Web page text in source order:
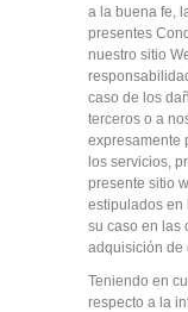
a la buena fe,
presentes
nuestro sitio
caso de los
terceros o a
expresamente
los servicios,
presente sitio
estipulados en
su caso en las
adquisición de
Teniendo en
respecto a la